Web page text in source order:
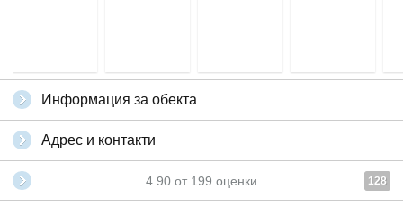
Информация за обекта
Адрес и контакти
4.90 от 199 оценки 128